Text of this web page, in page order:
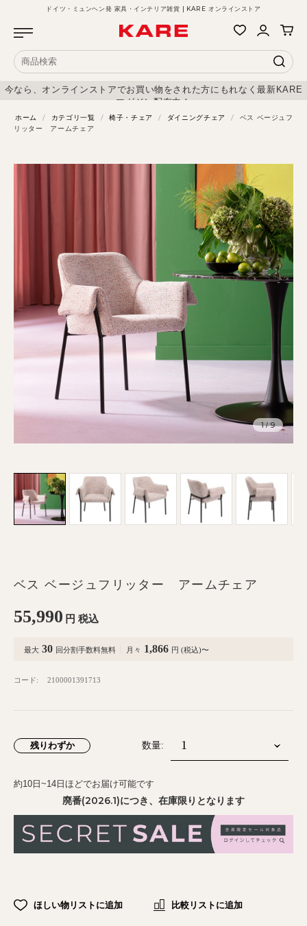
ドイツ・ミュンヘン発 家具・インテリア雑貨 | KARE オンラインストア
今なら、オンラインストアでお買い物をされた方にもれなく最新KARE
マガジン配布中！
ホーム / カテゴリ一覧 / 椅子・チェア / ダイニングチェア /
ベス ベージュフ
リッター アームチェア
1/9
ベス ベージュフリッター アームチェア
55,990 円 税込
最大 30 回分割手数料無料 月々 1,866 円 (税込)〜
コード: 2100001391713
残りわずか 数量:
約10日~14日ほどでお届け可能です
廃番(2026.1)につき、在庫限りとなります
ほしい物リストに追加 比較リストに追加